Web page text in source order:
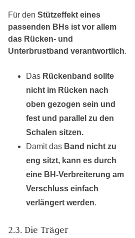
Für den Stützeffekt eines
passenden BHs ist vor allem
das Rücken- und
Unterbrustband verantwortlich.
Das Rückenband sollte
nicht im Rücken nach
oben gezogen sein und
fest und parallel zu den
Schalen sitzen.
Damit das Band nicht zu
eng sitzt, kann es durch
eine BH-Verbreiterung am
Verschluss einfach
verlängert werden.
2.3. Die Träger